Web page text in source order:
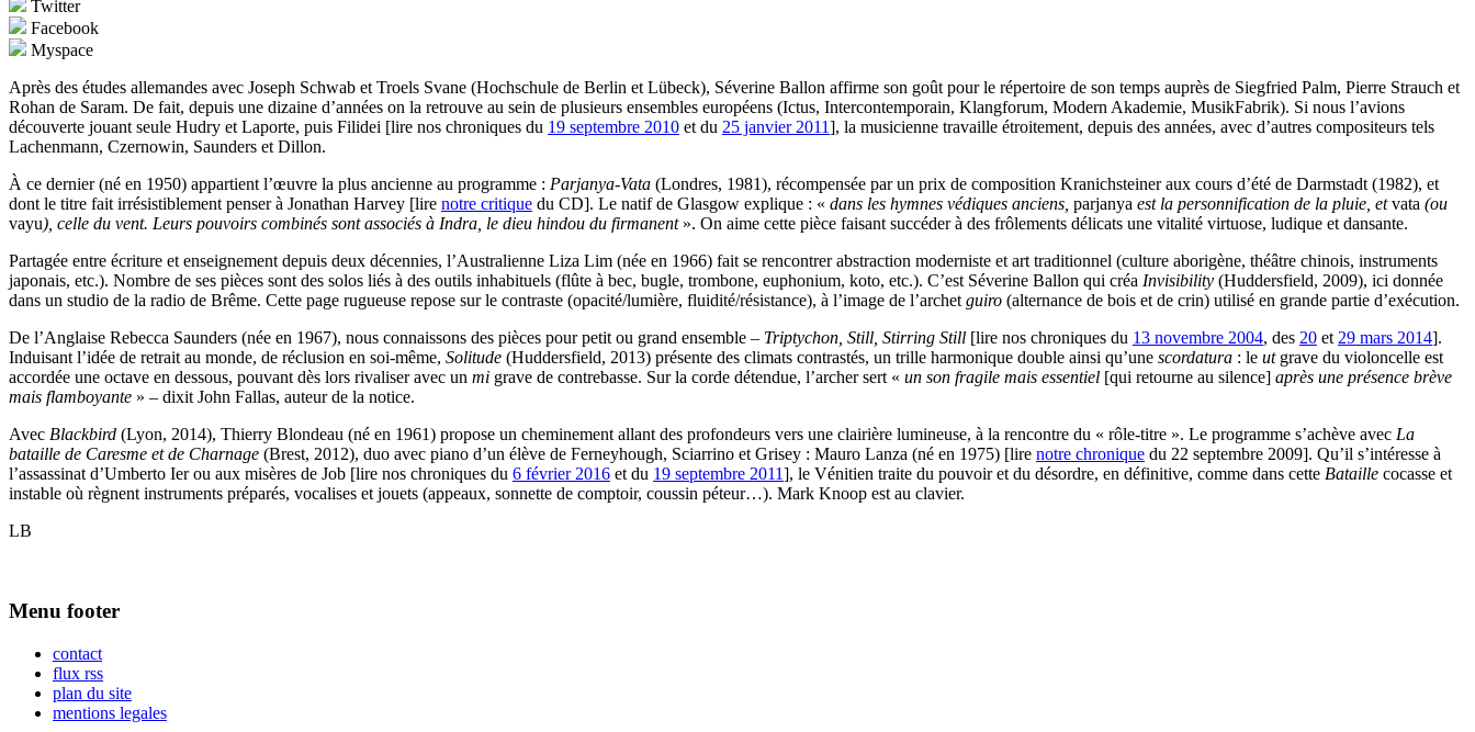
Twitter
Facebook
Myspace
Après des études allemandes avec Joseph Schwab et Troels Svane (Hochschule de Berlin et Lübeck), Séverine Ballon affirme son goût pour le répertoire de son temps auprès de Siegfried Palm, Pierre Strauch et
Rohan de Saram. De fait, depuis une dizaine d’années on la retrouve au sein de plusieurs ensembles européens (Ictus, Intercontemporain, Klangforum, Modern Akademie, MusikFabrik). Si nous l’avions
découverte jouant seule Hudry et Laporte, puis Filidei [lire nos chroniques du 19 septembre 2010 et du 25 janvier 2011], la musicienne travaille étroitement, depuis des années, avec d’autres compositeurs tels
Lachenmann, Czernowin, Saunders et Dillon.
À ce dernier (né en 1950) appartient l’œuvre la plus ancienne au programme : Parjanya-Vata (Londres, 1981), récompensée par un prix de composition Kranichsteiner aux cours d’été de Darmstadt (1982), et
dont le titre fait irrésistiblement penser à Jonathan Harvey [lire notre critique du CD]. Le natif de Glasgow explique : « dans les hymnes védiques anciens, parjanya est la personnification de la pluie, etvata (ou
vayu), celle du vent. Leurs pouvoirs combinés sont associés à Indra, le dieu hindou du firmanent». On aime cette pièce faisant succéder à des frôlements délicats une vitalité virtuose, ludique et dansante.
Partagée entre écriture et enseignement depuis deux décennies, l’Australienne Liza Lim (née en 1966) fait se rencontrer abstraction moderniste et art traditionnel (culture aborigène, théâtre chinois, instruments
japonais, etc.). Nombre de ses pièces sont des solos liés à des outils inhabituels (flûte à bec, bugle, trombone, euphonium, koto, etc.). C’est Séverine Ballon qui créa Invisibility (Huddersfield, 2009), ici donnée
dans un studio de la radio de Brême. Cette page rugueuse repose sur le contraste (opacité/lumière, fluidité/résistance), à l’image de l’archet guiro (alternance de bois et de crin) utilisé en grande partie d’exécution.
De l’Anglaise Rebecca Saunders (née en 1967), nous connaissons des pièces pour petit ou grand ensemble – Triptychon, Still, Stirring Still [lire nos chroniques du 13 novembre 2004, des 20 et 29 mars 2014].
Induisant l’idée de retrait au monde, de réclusion en soi-même, Solitude (Huddersfield, 2013) présente des climats contrastés, un trille harmonique double ainsi qu’une scordatura : le utgrave du violoncelle est
accordée une octave en dessous, pouvant dès lors rivaliser avec un mi grave de contrebasse. Sur la corde détendue, l’archer sert « un son fragile mais essentiel [qui retourne au silence] après une présence brève
mais flamboyante » – dixit John Fallas, auteur de la notice.
Avec Blackbird (Lyon, 2014), Thierry Blondeau (né en 1961) propose un cheminement allant des profondeurs vers une clairière lumineuse, à la rencontre du « rôle-titre ». Le programme s’achève avec La
bataille de Caresme et de Charnage (Brest, 2012), duo avec piano d’un élève de Ferneyhough, Sciarrino et Grisey : Mauro Lanza (né en 1975) [lire notre chronique du 22 septembre 2009]. Qu’il s’intéresse à
l’assassinat d’Umberto Ier ou aux misères de Job [lire nos chroniques du 6 février 2016 et du 19 septembre 2011], le Vénitien traite du pouvoir et du désordre, en définitive, comme dans cette Bataille cocasse et
instable où règnent instruments préparés, vocalises et jouets (appeaux, sonnette de comptoir, coussin péteur…). Mark Knoop est au clavier.
LB
Menu footer
contact
flux rss
plan du site
mentions legales